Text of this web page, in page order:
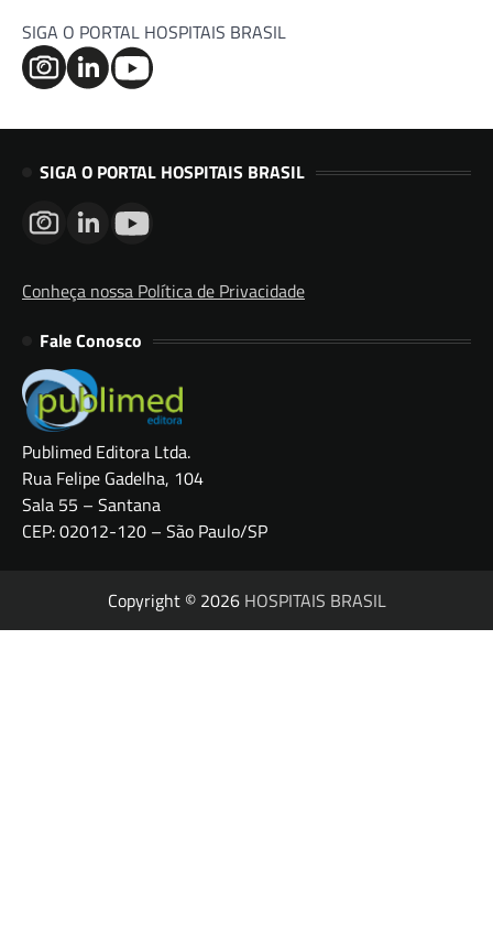
SIGA O PORTAL HOSPITAIS BRASIL
SIGA O PORTAL HOSPITAIS BRASIL
Conheça nossa Política de Privacidade
Fale Conosco
Publimed Editora Ltda.
Rua Felipe Gadelha, 104
Sala 55 – Santana
CEP: 02012-120 – São Paulo/SP
Copyright © 2026 HOSPITAIS BRASIL